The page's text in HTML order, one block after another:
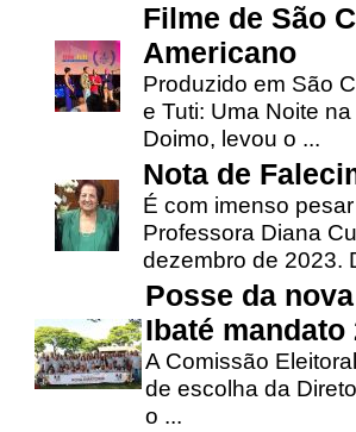
Filme de São
Americano
Produzido em São
e Tuti: Uma Noite
Doimo, levou o ...
Nota de
É com imenso
Professora Diana
dezembro de 2023.
Posse da
Ibaté mandato
A Comissão
de escolha da
o ...